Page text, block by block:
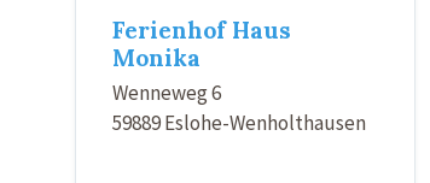
Ferienhof Haus
Monika
Wenneweg 6
59889 Eslohe-Wenholthausen